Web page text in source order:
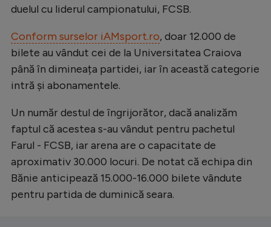
duelul cu liderul campionatului, FCSB.
Conform surselor iAMsport.ro, doar 12.000 de
bilete au vândut cei de la Universitatea Craiova
până în dimineața partidei, iar în această categorie
intră și abonamentele.
Un număr destul de îngrijorător, dacă analizăm
faptul că acestea s-au vândut pentru pachetul
Farul - FCSB, iar arena are o capacitate de
aproximativ 30.000 locuri. De notat că echipa din
Bănie anticipează 15.000-16.000 bilete vândute
pentru partida de duminică seara.